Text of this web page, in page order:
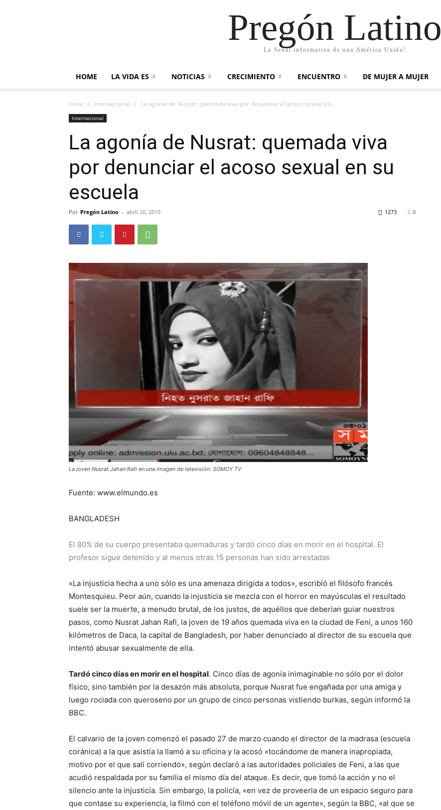
Pregón Latino
La Señal informativa de una América Unida!
HOME LA VIDA ES NOTICIAS CRECIMIENTO ENCUENTRO DE MUJER A MUJER
Inicio Internacional La agonía de Nusrat: quemada viva por denunciar el acoso sexual en...
Internacional
La agonía de Nusrat: quemada viva
por denunciar el acoso sexual en su
escuela
Por Pregón Latino - abril 20, 2019 0
1273
La joven Nusrat Jahan Rafi en una imagen de televisión. SOMOY TV
Fuente: www.elmundo.es
BANGLADESH
El 80% de su cuerpo presentaba quemaduras y tardó cinco días en morir en el hospital. El
profesor sigue detenido y al menos otras 15 personas han sido arrestadas
«La injusticia hecha a uno sólo es una amenaza dirigida a todos», escribió el filósofo francés
Montesquieu. Peor aún, cuando la injusticia se mezcla con el horror en mayúsculas el resultado
suele ser la muerte, a menudo brutal, de los justos, de aquéllos que deberían guiar nuestros
pasos, como Nusrat Jahan Rafi, la joven de 19 años quemada viva en la ciudad de Feni, a unos 160
kilómetros de Daca, la capital de Bangladesh, por haber denunciado al director de su escuela que
intentó abusar sexualmente de ella.
Tardó cinco días en morir en el hospital. Cinco días de agonía inimaginable no sólo por el dolor
físico, sino también por la desazón más absoluta, porque Nusrat fue engañada por una amiga y
luego rociada con queroseno por un grupo de cinco personas vistiendo burkas, según informó la
BBC.
El calvario de la joven comenzó el pasado 27 de marzo cuando el director de la madrasa (escuela
coránica) a la que asistía la llamó a su oficina y la acosó «tocándome de manera inapropiada,
motivo por el que salí corriendo», según declaró a las autoridades policiales de Feni, a las que
acudió respaldada por su familia el mismo día del ataque. Es decir, que tomó la acción y no el
silencio ante la injusticia. Sin embargo, la policía, «en vez de proveerla de un espacio seguro para
que contase su experiencia, la filmó con el teléfono móvil de un agente», según la BBC, «al que se